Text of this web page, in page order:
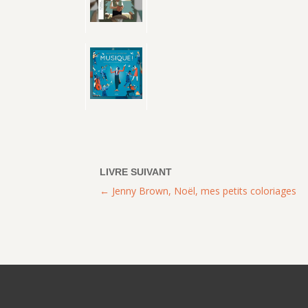
Jenny Brown, Noël, mes petits coloriages